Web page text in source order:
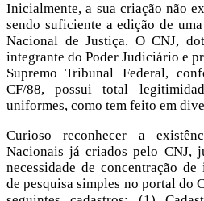
Inicialmente, a sua criação não
sendo suficiente a edição de
Nacional de Justiça. O CNJ,
integrante do Poder Judiciário e
Supremo Tribunal Federal,
CF/88, possui total
uniformes, como tem feito em
Curioso reconhecer a
Nacionais já criados pelo CNJ,
necessidade de concentração
de pesquisa simples no portal do